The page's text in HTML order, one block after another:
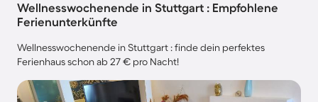
Wellnesswochenende in Stuttgart : Empfohlene
Ferienunterkünfte
Wellnesswochenende in Stuttgart : finde dein perfektes
Ferienhaus schon ab 27 € pro Nacht!